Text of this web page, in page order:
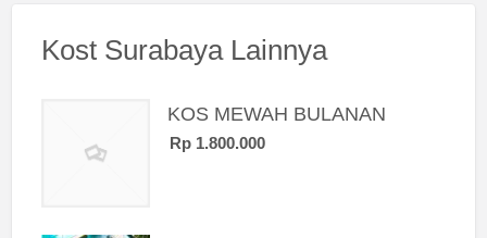
Kost Surabaya Lainnya
KOS MEWAH BULANAN
Rp 1.800.000